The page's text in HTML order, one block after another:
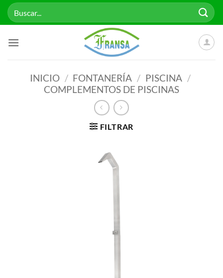
Saltar
Buscar
por:
INICIO / FONTANERÍA / PISCINA /
COMPLEMENTOS DE PISCINAS
FILTRAR